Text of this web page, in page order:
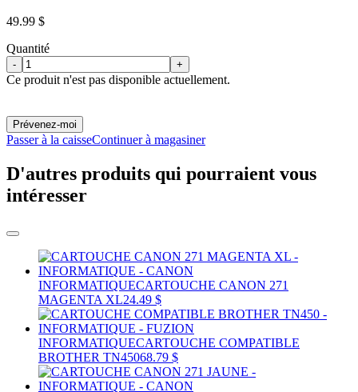
49.99 $
Quantité
- +
Ce produit n'est pas disponible actuellement.
Prévenez-moi
Passer à la caisseContinuer à magasiner
D'autres produits qui pourraient vous
intéresser
INFORMATIQUECARTOUCHE CANON 271
MAGENTA XL24.49 $
INFORMATIQUECARTOUCHE COMPATIBLE
BROTHER TN45068.79 $